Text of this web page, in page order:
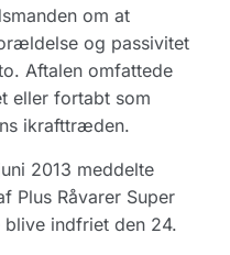
om at
og passivitet
Aftalen omfattede
eller fortabt som
ikrafttræden.
2013 meddelte
Plus Råvarer Super
indfriet den 24.